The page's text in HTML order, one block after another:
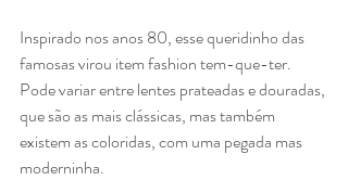
Inspirado nos anos 80, esse queridinho das
famosas virou item fashion tem-que-ter.
Pode variar entre lentes prateadas e douradas,
que são as mais clássicas, mas também
existem as coloridas, com uma pegada mas
moderninha.